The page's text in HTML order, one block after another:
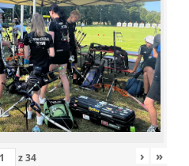
z34 › »